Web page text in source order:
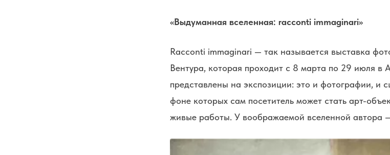
«Выдуманная вселенная: racconti immaginari»
Racconti immaginari — так называется выставка
Вентура, которая проходит с 8 марта по 29 июля в
представлены на экспозиции: это и фотографии, и
фоне которых сам посетитель может стать арт-
живые работы. У воображаемой вселенной автора